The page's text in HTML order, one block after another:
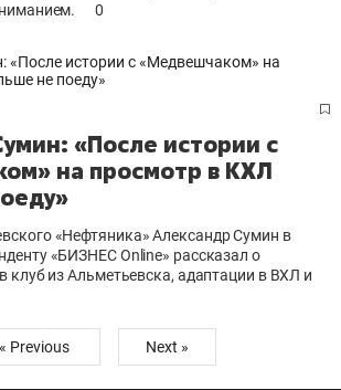
0
«После истории с
на просмотр в КХЛ
«Нефтяника» Александр Сумин в
«БИЗНЕС Online» рассказал о
клуб из Альметьевска, адаптации в ВХЛ и
« Previous Next »